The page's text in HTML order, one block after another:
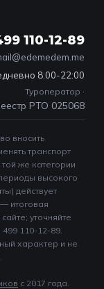
110-12-89
8:00-22:00
Туроператор ·
РТО 025068
вносить
транспорт
же категории
высокого
действует
итоговая
уточняйте
110-12-89.
характер и не
c 2017 года.